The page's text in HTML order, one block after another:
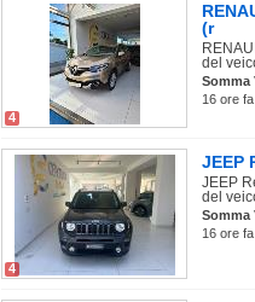
4
(r
del
Somma
16 ore
4
JEEP
JEEP
del
Somma
16 ore